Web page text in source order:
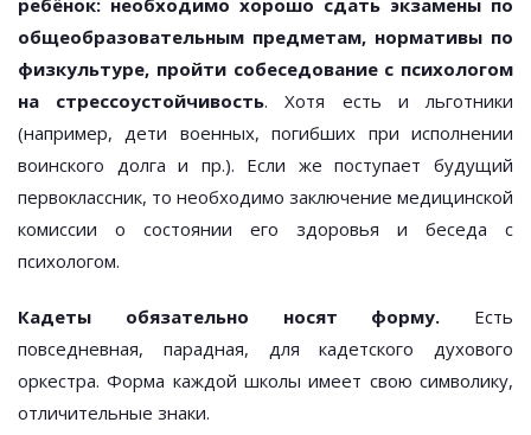
общеобразовательным предметам, нормативы по
физкультуре, пройти собеседование с психологом
на стрессоустойчивость. Хотя есть и льготники
(например, дети военных, погибших при исполнении
воинского долга и пр.). Если же поступает будущий
первоклассник, то необходимо заключение медицинской
комиссии о состоянии его здоровья и беседа с
психологом.
Кадеты обязательно носят форму. Есть
повседневная, парадная, для кадетского духового
оркестра. Форма каждой школы имеет свою символику,
отличительные знаки.